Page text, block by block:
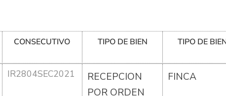
CONSECUTIVO TIPO DE BIEN TIPO DE
IR2804SEC2021
RECEPCION
POR ORDEN
FINCA